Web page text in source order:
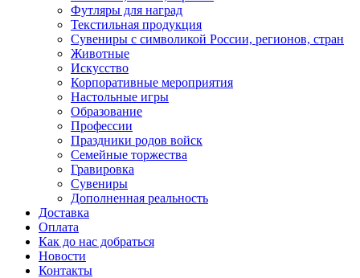
Футляры для наград
Текстильная продукция
Сувениры с символикой России, регионов, стран
Животные
Искусство
Корпоративные мероприятия
Настольные игры
Образование
Профессии
Праздники родов войск
Семейные торжества
Гравировка
Сувениры
Дополненная реальность
Доставка
Оплата
Как до нас добраться
Новости
Контакты